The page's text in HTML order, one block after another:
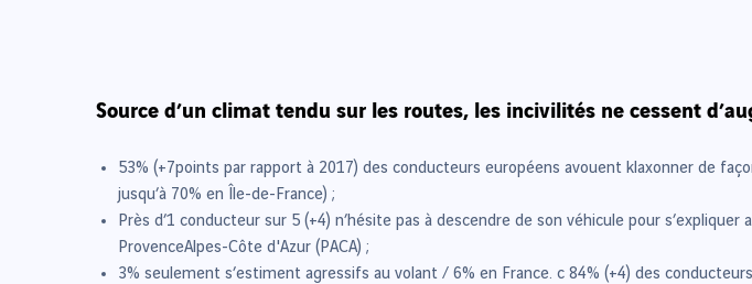
Source d’un climat tendu sur les routes, les incivilités ne cessent
53% (+7points par rapport à 2017) des conducteurs européens avouent klaxonner de
jusqu’à 70% en Île-de-France) ;
Près d’1 conducteur sur 5 (+4) n’hésite pas à descendre de son véhicule pour
ProvenceAlpes-Côte d'Azur (PACA) ;
3% seulement s’estiment agressifs au volant / 6% en France. c 84% (+4) des